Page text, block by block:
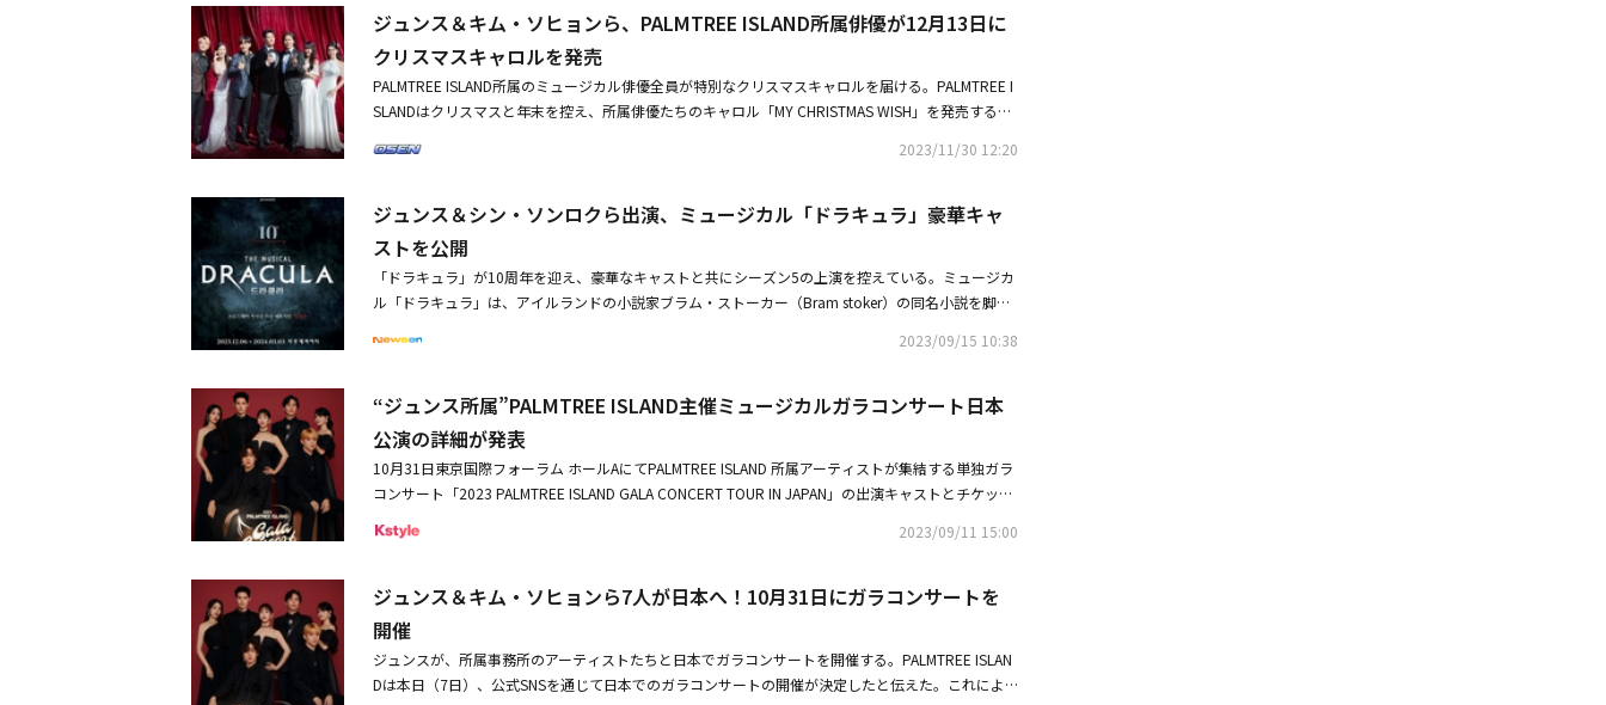
さらに、人気ミュージカル俳優のチョン・ソナ、ミン・ギョンアもラインナップに名を連ねる。 チ
ョン・ソナは2002年ミュージカル「RENT」でデビュー後、「ウィキッド」「シカゴ」「アイーダ」
「ジキル＆ハイド」などで爆発的な歌唱力と卓越したステージで、韓国を代表するミュージカルディ
ーバとしての地位を確立した。ミン・ギョンアは特有のユニークな音色で「笑う男」「ジキル＆ハイ
ド」「アラジン」などに出演し、韓国ミュージカルシーンのヒロインとして注目を集めている。ファ
ンとのコミュニケーションのために、2024年8月、9月にそれぞれWeverse公式コミュニティをオー
期待の高まりを感じている」とし、「今回発表された様々なジャンルのアーティストの参加に加え、
新設された夜間の屋外公演が加わり、今年はさらに充実した音楽フェスティバルになるだろう」とコ
メントしている。 第2弾ラインナップは今月中に、最終ラインナップは4月中に発表される。チケッ
トの予約販売や「Weverse Con Festival」に関する詳細は、「Weverse Con Festival」公式ホームペー
Con Festival・Weverse Zone コミュニティ（Weverse内）
ン・ソニョン、ショーホストのムン・ソンシクらが出席した。・チョ・ビョンギュ、身体検査で社会
服務要員に？報道うけコメント「現役入隊するため再検査へ」・LUCY、タイトル曲「Boogie Man」
MV公開ミステリアスな雰囲気
ジュンス＆キム・ソヒョンら、PALMTREE ISLAND所属俳優が12月13日に
クリスマスキャロルを発売
PALMTREE ISLAND所属のミュージカル俳優全員が特別なクリスマスキャロルを届ける。PALMTREE I
SLANDはクリスマスと年末を控え、所属俳優たちのキャロル「MY CHRISTMAS WISH」を発売する。
時、各音楽配信サイトで発売する。これに先立ってPALMTREE ISLANDは所属事務所の団体ミュージ
ミュージカルファンから注目された。所属アーティスト全員が音源の発売に参加することはもちろ
ん、ミュージカルというジャンルを通じてもう一つ意味のあるプロジェクトを企画した。新曲「MY
CHRISTMAS WISH」は、PALMTREE ISLANDが初めて披露するキャロルでジュンスをはじめ、キム・
ソヒョン、チョン・ソナ、ソン・ジュノ、チン・テファ、ソ・ギョンス、ヤン・ソユンまで所属のミ
ュージカル俳優全員が参加した。個性的な実力派ミュージカル俳優7人が歌う美しいハーモニーが調
和し、年末に多くのリスナーに心温まるときめきと希望をプレゼントすると期待されている。また、
所属の俳優たちのためにクリスマスキャロルを作曲しプレゼントした。彼もミュージカルではなく、
個人的な作曲は久しぶりだと明かし、普段、ジュンスを「コリアンブラザー」と呼ぶなど絆を深めて
いる二人の友情が、注目を集めた。これはフランク・ワイルドホーンが、ジュンスに贈る特別なクリ
スマスプレゼントだという。それだけでなく、彼らは音源と共に出演したミュージックビデオを公開
と期待される。クリスマスの雰囲気を詰め込んだキャロルのミュージックビデオは、所属事務所の公
ノ、チン・テファ、ソ・ギョンス、ヤン・ソユンなどPALMTREE ISLAND所属のミュージカル俳優7人
全員が参加した2023クリスマスキャロル「MY CHRISTMAS WISH」は12月13日（水）午後6時、各音
楽配信サイトで発売される。
2023/11/30 12:20
ジュンス＆シン・ソンロクら出演、ミュージカル「ドラキュラ」豪華キャ
ストを公開
「ドラキュラ」が10周年を迎え、豪華なキャストと共にシーズン5の上演を控えている。ミュージカ
ル「ドラキュラ」は、アイルランドの小説家ブラム・ストーカー（Bram stoker）の同名小説を脚色
不滅の愛という魅力的な題材のストーリーと、韓国で人気の高い作曲家フランク・ワイルドホーンの
するドラキュラ役には、自身だけのシグネチャー赤い髪のドラキュラの圧倒的なビジュアルと、繊細
な感性を込めたパワフルな歌唱力で伝説のキャラクターになったジュンス。観客を一気に魅了する魅
力的な中低音の豊かな声量と、女心を刺激する切ない感情の演技、完璧なビジュアルでファンを魅了
したチョン・ドンソク、そして昨シーズンに新たに合流し、驚くべきシンクロ率で自身だけの強烈か
つ拒否できない魔性のドラキュラを誕生させ、人生キャラクターと絶賛されたシン・ソンロクが再び
出演する。「ドラキュラ」のたった一つの愛で拒否できない運命に向き合うミナ役には、清らかな声
見ることのできる女優チョン・ソナが初演に続き、約10年ぶりに再びミナとしてカムバックし、10
周年ラインナップに特別な意味を加える。さらに、演劇でも活躍し、ジャンルを問わず名俳優として
真価を証明したIVYが新たなミナとして優れた歌唱力と深みのある演技を披露する予定だ。愛する女
性を失い、ドラキュラを倒すため人生を捧げるヴァン・ヘルシング役には、優れた声量と特別な感受
2023/09/15 10:38
“ジュンス所属”PALMTREE ISLAND主催ミュージカルガラコンサート日本
公演の詳細が発表
10月31日東京国際フォーラム ホールAにてPALMTREE ISLAND 所属アーティストが集結する単独ガラ
コンサート「2023 PALMTREE ISLAND GALA CONCERT TOUR IN JAPAN」の出演キャストとチケット
をはじめ、キム・ソヒョン、チョン・ソナ、ソン・ジュンホ、チン・テファ、ソ・ギョンス、ヤン・
立って9月22日から24日まで韓国の世宗文化会館大劇場で開催する韓国公演と同様、最高峰の有名ミ
ュージカル作品のナンバーに出会えるのはもちろん、PALMTREE ISLAND所属の有名ミュージカル俳
優7人にしか生み出すことのできない深い響きと熱い感動で、1日限りしか見られない幻想的なステ
ージを披露する。日本国内で所属アーティストが全員参加するコンサートも異例だが、有名ミュージ
カル俳優の集結に、ファンの関心も高まっている。■公演情報「2023 PALMTREE ISLAND GALA CON
2023/09/11 15:00
ジュンス＆キム・ソヒョンら7人が日本へ！10月31日にガラコンサートを
開催
ジュンスが、所属事務所のアーティストたちと日本でガラコンサートを開催する。PALMTREE ISLAN
Dは本日（7日）、公式SNSを通じて日本でのガラコンサートの開催が決定したと伝えた。これによ